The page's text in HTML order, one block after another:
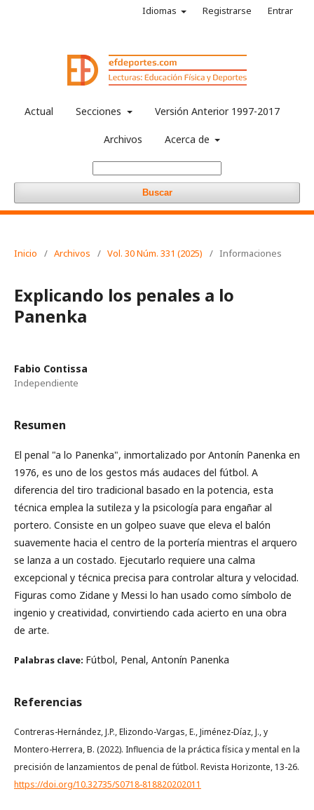
Actual Secciones Versión Anterior 1997-2017
Archivos Acerca de
Buscar
Idiomas Registrarse Entrar
Inicio / Archivos / Vol. 30 Núm. 331 (2025) / Informaciones
Explicando los penales a lo
Panenka
Fabio Contissa
Independiente
Resumen
El penal "a lo Panenka", inmortalizado por Antonín Panenka en
1976, es uno de los gestos más audaces del fútbol. A
diferencia del tiro tradicional basado en la potencia, esta
técnica emplea la sutileza y la psicología para engañar al
portero. Consiste en un golpeo suave que eleva el balón
suavemente hacia el centro de la portería mientras el arquero
se lanza a un costado. Ejecutarlo requiere una calma
excepcional y técnica precisa para controlar altura y velocidad.
Figuras como Zidane y Messi lo han usado como símbolo de
ingenio y creatividad, convirtiendo cada acierto en una obra
de arte.
Palabras clave: Fútbol, Penal, Antonín Panenka
Referencias
Contreras-Hernández, J.P., Elizondo-Vargas, E., Jiménez-Díaz, J., y
Montero-Herrera, B. (2022). Influencia de la práctica física y mental en la
precisión de lanzamientos de penal de fútbol. Revista Horizonte, 13-26.
https://doi.org/10.32735/S0718-818820202011